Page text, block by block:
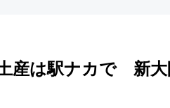
産は駅ナカで 新大